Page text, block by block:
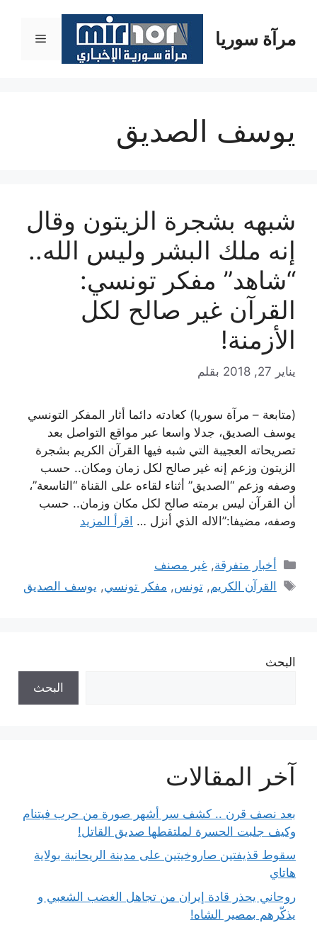
المحتوىمرآة سوريا القائمة
يوسف الصديق
شبهه بشجرة الزيتون وقال
إنه ملك البشر وليس الله..
“شاهد” مفكر تونسي:
القرآن غير صالح لكل
الأزمنة!
يناير 27, 2018 بقلم
(متابعة – مرآة سوريا) كعادته دائما أثار المفكر التونسي
يوسف الصديق، جدلا واسعا عبر مواقع التواصل بعد
تصريحاته العجيبة التي شبه فيها القرآن الكريم بشجرة
الزيتون وزعم إنه غير صالح لكل زمان ومكان.. حسب
وصفه وزعم “الصديق” أثناء لقاءه على القناة “التاسعة”،
أن القرآن ليس برمته صالح لكل مكان وزمان.. حسب
وصفه، مضيفا:”الاله الذي أنزل … اقرأ المزيد
التصنيفات
أخبار متفرقة,غير مصنف
الوسوم
القرآن الكريم,تونس, مفكر تونسي, يوسف الصديق
البحث
البحث
آخر المقالات
بعد نصف قرن .. كشف سر أشهر صورة من حرب فيتنام
وكيف جلبت الحسرة لملتقطها صديق القاتل!
سقوط قذيفتين صاروخيتين على مدينة الريحانية بولاية
هاتاي
روحاني يحذر قادة إيران من تجاهل الغضب الشعبي و
يذكّرهم بمصير الشاه!